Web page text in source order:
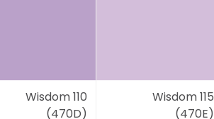
Wisdom 110
(470D)
Wisdom 115
(470E)